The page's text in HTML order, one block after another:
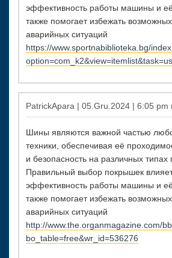
эффективность работы машины и её
также помогает избежать
аварийных ситуаций
https://www.sportnabiblioteka.bg/
PatrickApara | 05.Gru.2024 | 6:05 pm
Шины являются важной частью
техники, обеспечивая её
и безопасность на различных типах
Правильный выбор покрышек
эффективность работы машины и её
также помогает избежать
аварийных ситуаций
http://www.the.organmagazine.com/
bo_table=free&wr_id=536276